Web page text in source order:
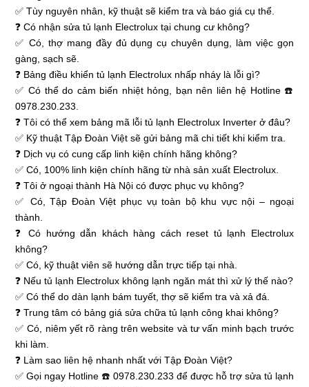
✅ Tùy nguyên nhân, kỹ thuật sẽ kiểm tra và báo giá cụ thể.
❓ Có nhận sửa tủ lạnh Electrolux tại chung cư không?
✅ Có, thợ mang đầy đủ dụng cụ chuyên dụng, làm việc gọn
gàng, sạch sẽ.
❓ Bảng điều khiển tủ lạnh Electrolux nhấp nháy là lỗi gì?
✅ Có thể do cảm biến nhiệt hỏng, bạn nên liên hệ Hotline ☎️
0978.230.233.
❓ Tôi có thể xem bảng mã lỗi tủ lạnh Electrolux Inverter ở đâu?
✅ Kỹ thuật Tập Đoàn Việt sẽ gửi bảng mã chi tiết khi kiểm tra.
❓ Dịch vụ có cung cấp linh kiện chính hãng không?
✅ Có, 100% linh kiện chính hãng từ nhà sản xuất Electrolux.
❓ Tôi ở ngoại thành Hà Nội có được phục vụ không?
✅ Có, Tập Đoàn Việt phục vụ toàn bộ khu vực nội – ngoại
thành.
❓ Có hướng dẫn khách hàng cách reset tủ lạnh Electrolux
không?
✅ Có, kỹ thuật viên sẽ hướng dẫn trực tiếp tại nhà.
❓ Nếu tủ lạnh Electrolux không lạnh ngăn mát thì xử lý thế nào?
✅ Có thể do dàn lạnh bám tuyết, thợ sẽ kiểm tra và xả đá.
❓ Trung tâm có bảng giá sửa chữa tủ lạnh công khai không?
✅ Có, niêm yết rõ ràng trên website và tư vấn minh bạch trước
khi làm.
❓ Làm sao liên hệ nhanh nhất với Tập Đoàn Việt?
✅ Gọi ngay Hotline ☎️ 0978.230.233 để được hỗ trợ sửa tủ lạnh